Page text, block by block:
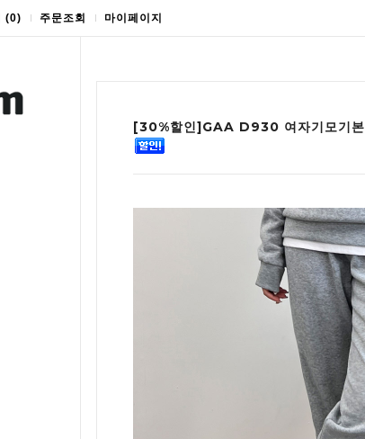
(0) 주문조회 마이페이지
[30%할인]GAA D930 여자기모기본